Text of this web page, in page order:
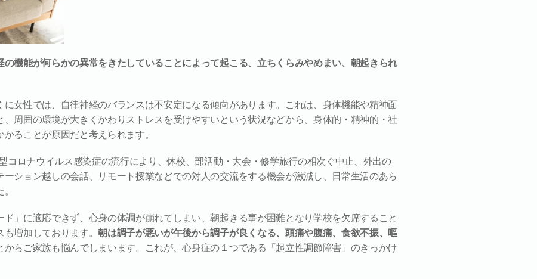
の機能が何らかの異常をきたしていることによって起こる、立ちくらみやめまい、朝起きられ
女性では、自律神経のバランスは不安定になる傾向があります。これは、身体機能や精神面
周囲の環境が大きくかわりストレスを受けやすいという状況などから、身体的・精神的・社
ることが原因だと考えられます。
コロナウイルス感染症の流行により、休校、部活動・大会・修学旅行の相次ぐ中止、外出の
ーション越しの会話、リモート授業などでの対人の交流をする機会が激減し、日常生活のあら
」に適応できず、心身の体調が崩れてしまい、朝起きる事が困難となり学校を欠席すること
も増加しております。朝は調子が悪いが午後から調子が良くなる、頭痛や腹痛、食欲不振、嘔
からご家族も悩んでしまいます。これが、心身症の１つである「起立性調節障害」のきっかけ